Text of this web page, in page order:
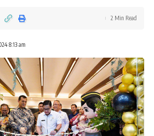
8:13 am
2 Min Read